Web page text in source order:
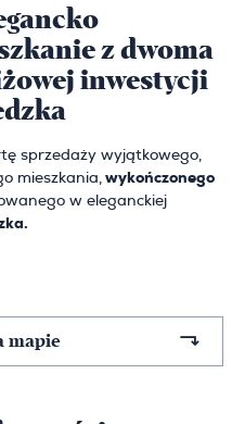
z dwoma
inwestycji
sprzedaży wyjątkowego,
mieszkania, wykończonego
w eleganckiej
mapie